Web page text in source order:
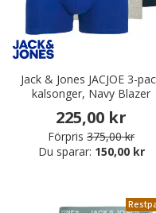
Jack & Jones JACJOE 3-
kalsonger, Navy Blazer
225,00 kr
Förpris 375,00 kr
Du sparar: 150,00 kr